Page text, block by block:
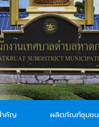
ำคัญ ผลิตภัณฑ์ชุมชน